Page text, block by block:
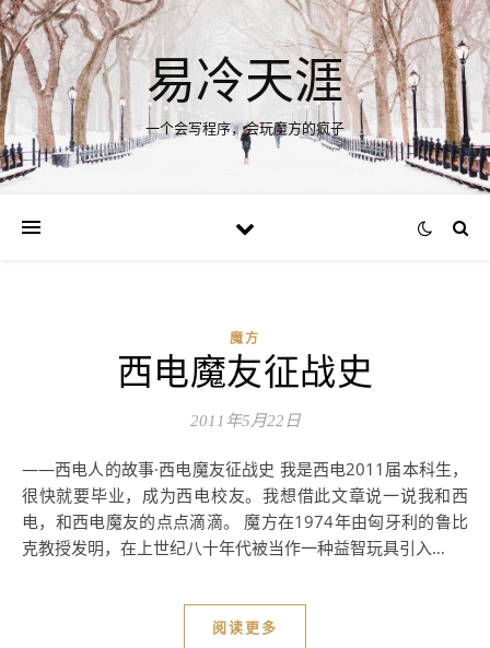
易冷天涯
一个会写程序，会玩魔方的疯子
魔方
西电魔友征战史
2011年5月22日
——西电人的故事·西电魔友征战史 我是西电2011届本科生，
很快就要毕业，成为西电校友。我想借此文章说一说我和西
电，和西电魔友的点点滴滴。 魔方在1974年由匈牙利的鲁比
克教授发明，在上世纪八十年代被当作一种益智玩具引入…
阅读更多